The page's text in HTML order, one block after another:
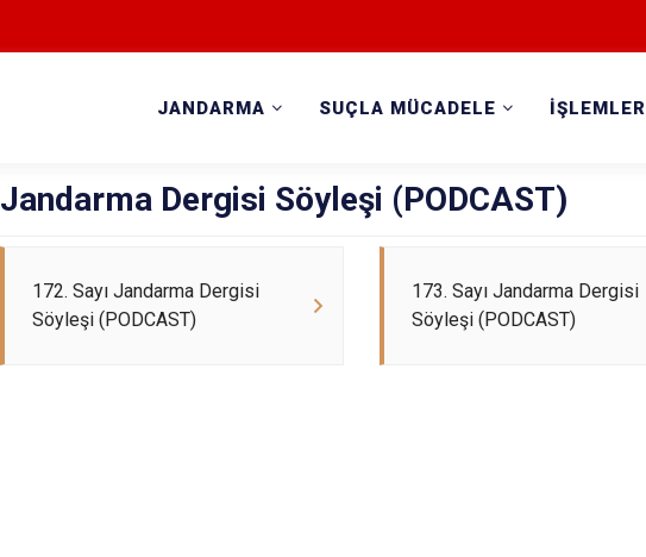
JANDARMA SUÇLA MÜCADELE İŞLEMLER
Jandarma Dergisi Söyleşi (PODCAST)
172. Sayı Jandarma Dergisi
Söyleşi (PODCAST)
173. Sayı Jandarma Dergisi
Söyleşi (PODCAST)